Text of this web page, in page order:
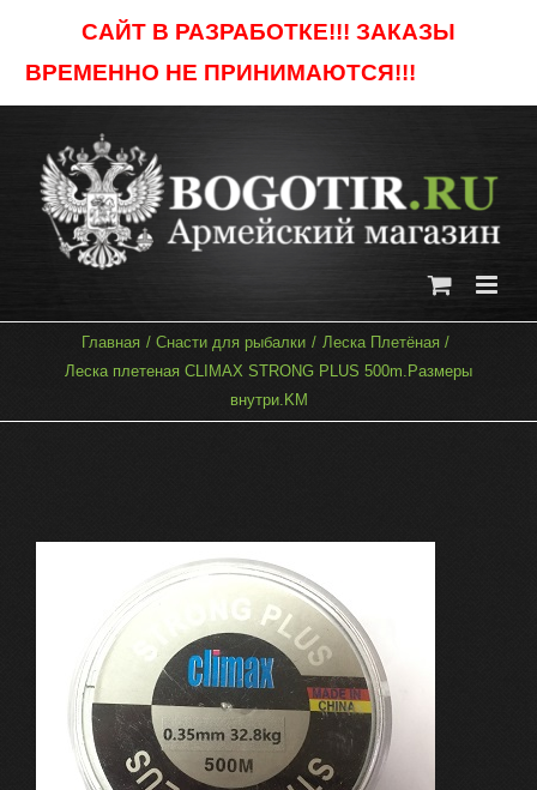
САЙТ В РАЗРАБОТКЕ!!! ЗАКАЗЫ
ВРЕМЕННО НЕ ПРИНИМАЮТСЯ!!!
content
Главная Снасти для рыбалки
Леска Плетёная
Леска плетеная CLIMAX STRONG PLUS 500m.Размеры
внутри.KM